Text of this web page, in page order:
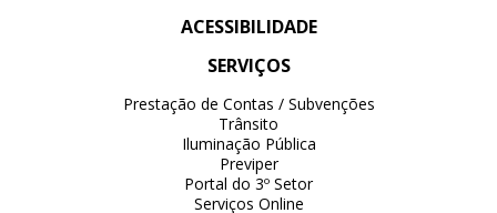
ACESSIBILIDADE
SERVIÇOS
Prestação de Contas / Subvenções
Trânsito
Iluminação Pública
Previper
Portal do 3º Setor
Serviços Online